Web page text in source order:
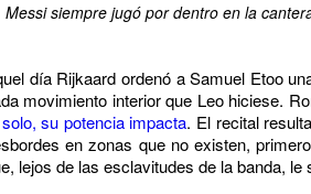
Messi siempre jugó por dentro en la
día Rijkaard ordenó a Samuel Etoo
movimiento interior que Leo hiciese.
su potencia impacta. El recital
en zonas que no existen,
lejos de las esclavitudes de la banda,